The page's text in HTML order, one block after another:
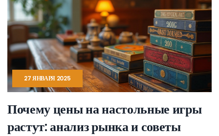
27 ЯНВАРЯ 2025
Почему цены на настольные игры
растут: анализ рынка и советы